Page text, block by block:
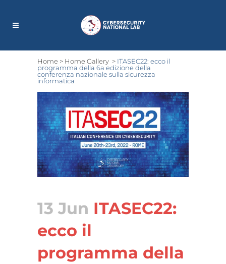
Home > Home Gallery > ITASEC22: ecco il
programma della 6a edizione della
conferenza nazionale sulla sicurezza
informatica
13 Jun ITASEC22:
ecco il
programma della